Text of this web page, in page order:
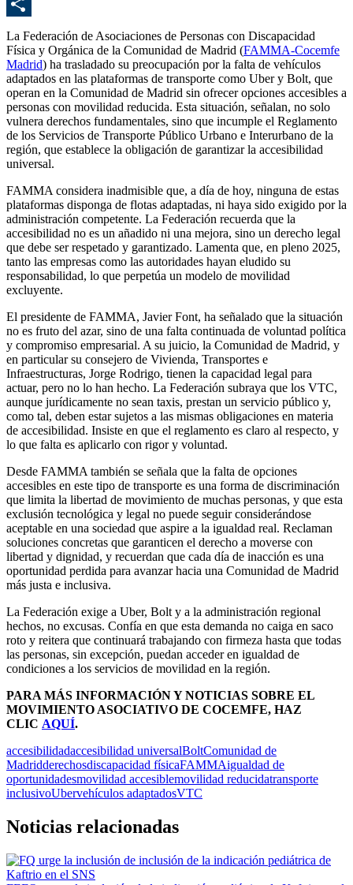
La Federación de Asociaciones de Personas con Discapacidad
Física y Orgánica de la Comunidad de Madrid (FAMMA-Cocemfe
Madrid) ha trasladado su preocupación por la falta de vehículos
adaptados en las plataformas de transporte como Uber y Bolt, que
operan en la Comunidad de Madrid sin ofrecer opciones accesibles a
personas con movilidad reducida. Esta situación, señalan, no solo
vulnera derechos fundamentales, sino que incumple el Reglamento
de los Servicios de Transporte Público Urbano e Interurbano de la
región, que establece la obligación de garantizar la accesibilidad
universal.
FAMMA considera inadmisible que, a día de hoy, ninguna de estas
plataformas disponga de flotas adaptadas, ni haya sido exigido por la
administración competente. La Federación recuerda que la
accesibilidad no es un añadido ni una mejora, sino un derecho legal
que debe ser respetado y garantizado. Lamenta que, en pleno 2025,
tanto las empresas como las autoridades hayan eludido su
responsabilidad, lo que perpetúa un modelo de movilidad
excluyente.
El presidente de FAMMA, Javier Font, ha señalado que la situación
no es fruto del azar, sino de una falta continuada de voluntad política
y compromiso empresarial. A su juicio, la Comunidad de Madrid, y
en particular su consejero de Vivienda, Transportes e
Infraestructuras, Jorge Rodrigo, tienen la capacidad legal para
actuar, pero no lo han hecho. La Federación subraya que los VTC,
aunque jurídicamente no sean taxis, prestan un servicio público y,
como tal, deben estar sujetos a las mismas obligaciones en materia
de accesibilidad. Insiste en que el reglamento es claro al respecto, y
lo que falta es aplicarlo con rigor y voluntad.
Desde FAMMA también se señala que la falta de opciones
accesibles en este tipo de transporte es una forma de discriminación
que limita la libertad de movimiento de muchas personas, y que esta
exclusión tecnológica y legal no puede seguir considerándose
aceptable en una sociedad que aspire a la igualdad real. Reclaman
soluciones concretas que garanticen el derecho a moverse con
libertad y dignidad, y recuerdan que cada día de inacción es una
oportunidad perdida para avanzar hacia una Comunidad de Madrid
más justa e inclusiva.
La Federación exige a Uber, Bolt y a la administración regional
hechos, no excusas. Confía en que esta demanda no caiga en saco
roto y reitera que continuará trabajando con firmeza hasta que todas
las personas, sin excepción, puedan acceder en igualdad de
condiciones a los servicios de movilidad en la región.
PARA MÁS INFORMACIÓN Y NOTICIAS SOBRE EL
MOVIMIENTO ASOCIATIVO DE COCEMFE, HAZ
CLIC AQUÍ.
accesibilidadaccesibilidad universalBoltComunidad de
Madridderechosdiscapacidad físicaFAMMAigualdad de
oportunidadesmovilidad accesiblemovilidad reducidatransporte
inclusivoUbervehículos adaptadosVTC
Noticias relacionadas